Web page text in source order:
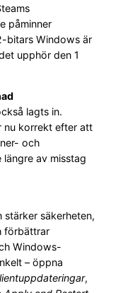
påminner
bitars Windows är
upphör den 1
lagts in.
nu korrekt efter att
och
av misstag
stärker säkerheten,
förbättrar
Windows-
– öppna
,